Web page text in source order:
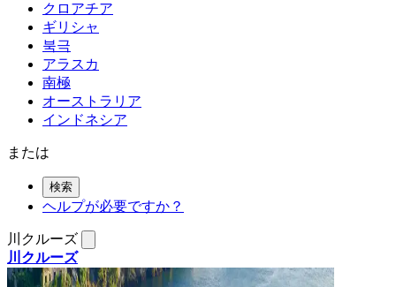
クロアチア
ギリシャ
북극
アラスカ
南極
オーストラリア
インドネシア
または
検索
ヘルプが必要ですか？
川クルーズ
川クルーズ